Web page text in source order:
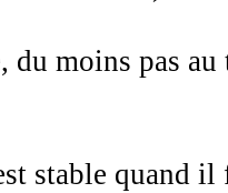
du moins pas
stable quand